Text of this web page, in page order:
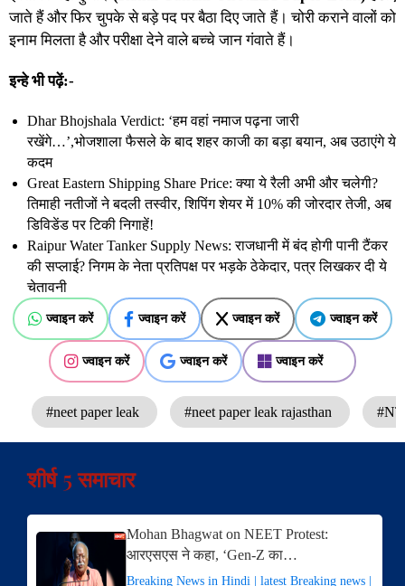
जाते हैं और फिर चुपके से बड़े पद पर बैठा दिए जाते हैं। चोरी कराने वालों को
इनाम मिलता है और परीक्षा देने वाले बच्चे जान गंवाते हैं।
इन्हे भी पढ़ें:-
Dhar Bhojshala Verdict: ‘हम वहां नमाज पढ़ना जारी
रखेंगे…’,भोजशाला फैसले के बाद शहर काजी का बड़ा बयान, अब उठाएंगे ये
कदम
Great Eastern Shipping Share Price: क्या ये रैली अभी और चलेगी?
तिमाही नतीजों ने बदली तस्वीर, शिपिंग शेयर में 10% की जोरदार तेजी, अब
डिविडेंड पर टिकी निगाहें!
Raipur Water Tanker Supply News: राजधानी में बंद होगी पानी टैंकर
की सप्लाई? निगम के नेता प्रतिपक्ष पर भड़के ठेकेदार, पत्र लिखकर दी ये
चेतावनी
ज्वाइन करें ज्वाइन करें ज्वाइन करें ज्वाइन करें
ज्वाइन करें ज्वाइन करें ज्वाइन करें
#neet paper leak #neet paper leak rajasthan
शीर्ष 5 समाचार
Mohan Bhagwat on NEET Protest:
आरएसएस ने कहा, ‘Gen-Z का…
Breaking News in Hindi | latest Breaking news |